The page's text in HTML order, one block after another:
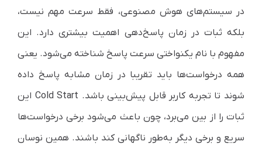
در سیستم‌های هوش مصنوعی، فقط سرعت مهم نیست،
بلکه ثبات در زمان پاسخ‌دهی اهمیت بیشتری دارد. این
مفهوم با نام یکنواختی سرعت پاسخ شناخته می‌شود. یعنی
همه درخواست‌ها باید تقریبا در زمان مشابه پاسخ داده
شوند تا تجربه کاربر قابل پیش‌بینی باشد. Cold Start این
ثبات را از بین می‌برد، چون باعث می‌شود برخی درخواست‌ها
سریع و برخی دیگر به‌طور ناگهانی کند باشند. همین نوسان